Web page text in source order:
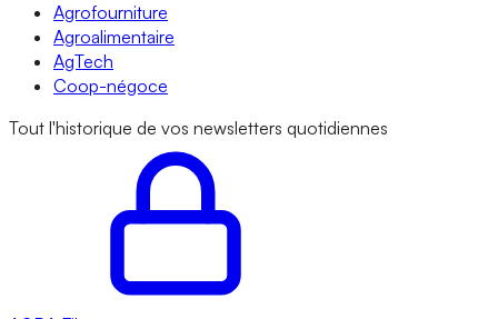
Agrofourniture
Agroalimentaire
AgTech
Coop-négoce
Tout l'historique de vos newsletters quotidiennes